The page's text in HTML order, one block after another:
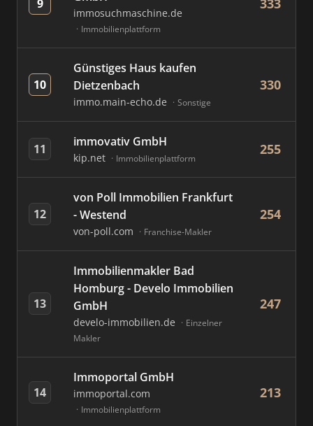
9
immosuchmaschine.de
Immobilienplattform
333
10
Günstiges Haus kaufen
Dietzenbach
immo.main-echo.de Sonstige
330
11 immovativ GmbH
kip.net Immobilienplattform
255
12
von Poll Immobilien Frankfurt
- Westend
von-poll.com Franchise-Makler
254
13
Immobilienmakler Bad
Homburg - Develo Immobilien
GmbH
develo-immobilien.de
Einzelner
Makler
247
14
Immoportal GmbH
immoportal.com
Immobilienplattform
213